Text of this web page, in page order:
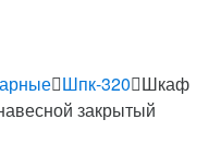
Шпк-320 Шкаф
закрытый